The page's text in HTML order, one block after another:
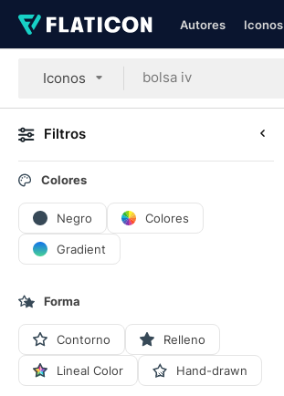
Autores Iconos
Iconos
Filtros
Colores
Negro Colores
Gradient
Forma
Contorno Relleno
Lineal Color Hand-drawn